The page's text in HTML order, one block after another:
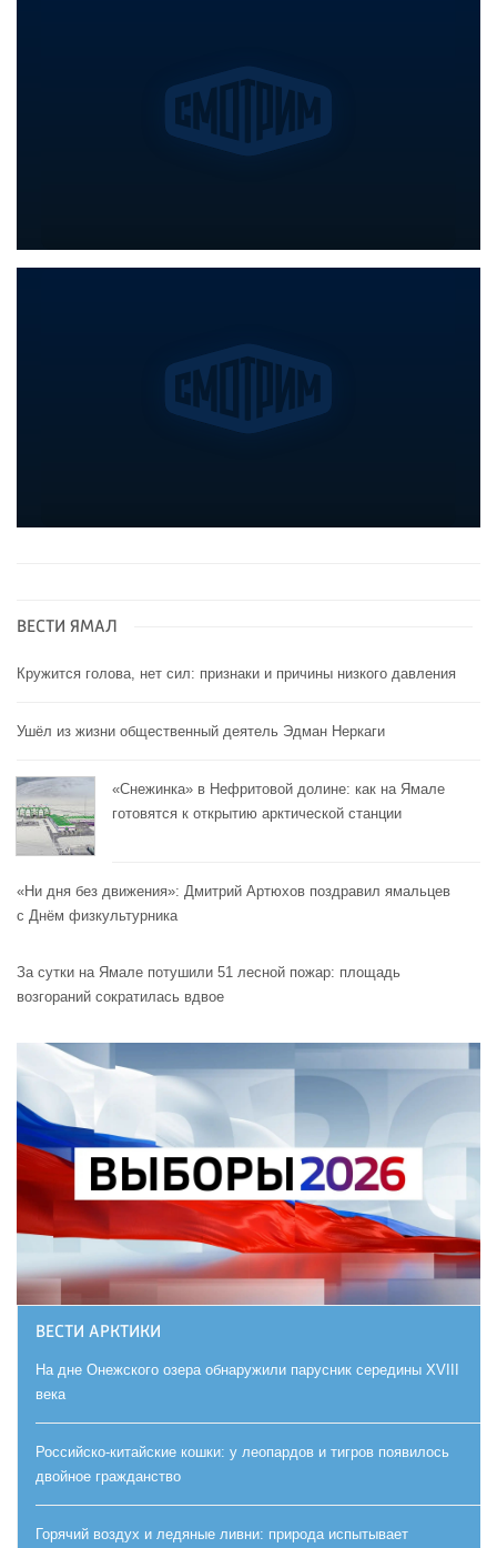
ВЕСТИ ЯМАЛ
Кружится голова, нет сил: признаки и причины низкого давления
Ушёл из жизни общественный деятель Эдман Неркаги
«Снежинка» в Нефритовой долине: как на Ямале
готовятся к открытию арктической станции
«Ни дня без движения»: Дмитрий Артюхов поздравил ямальцев
с Днём физкультурника
За сутки на Ямале потушили 51 лесной пожар: площадь
возгораний сократилась вдвое
ВЕСТИ АРКТИКИ
На дне Онежского озера обнаружили парусник середины XVIII
века
Российско-китайские кошки: у леопардов и тигров появилось
двойное гражданство
Горячий воздух и ледяные ливни: природа испытывает